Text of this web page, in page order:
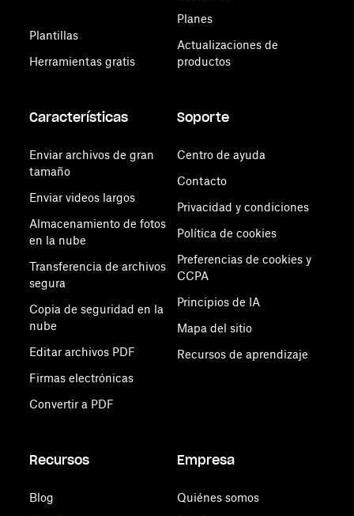
Plantillas
Herramientas gratis
Planes
Actualizaciones de
productos
Características
Enviar archivos de gran
tamaño
Enviar videos largos
Almacenamiento de fotos
en la nube
Transferencia de archivos
segura
Copia de seguridad en la
nube
Editar archivos PDF
Firmas electrónicas
Convertir a PDF
Soporte
Centro de ayuda
Contacto
Privacidad y condiciones
Política de cookies
Preferencias de cookies y
CCPA
Principios de IA
Mapa del sitio
Recursos de aprendizaje
Recursos
Blog
Empresa
Quiénes somos